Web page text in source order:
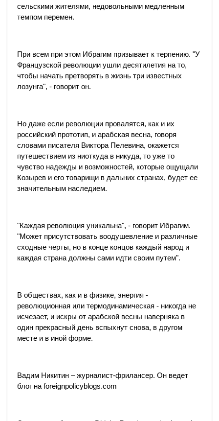
сельскими жителями, недовольными медленным
темпом перемен.
При всем при этом Ибрагим призывает к терпению. "У
Французской революции ушли десятилетия на то,
чтобы начать претворять в жизнь три известных
лозунга", - говорит он.
Но даже если революции провалятся, как и их
российский прототип, и арабская весна, говоря
словами писателя Виктора Пелевина, окажется
путешествием из ниоткуда в никуда, то уже то
чувство надежды и возможностей, которые ощущали
Козырев и его товарищи в дальних странах, будет ее
значительным наследием.
"Каждая революция уникальна", - говорит Ибрагим.
"Может присутствовать воодушевление и различные
сходные черты, но в конце концов каждый народ и
каждая страна должны сами идти своим путем".
В обществах, как и в физике, энергия -
революционная или термодинамическая - никогда не
исчезает, и искры от арабской весны наверняка в
один прекрасный день вспыхнут снова, в другом
месте и в иной форме.
Вадим Никитин – журналист-фрилансер. Он ведет
блог на foreignpolicyblogs.com